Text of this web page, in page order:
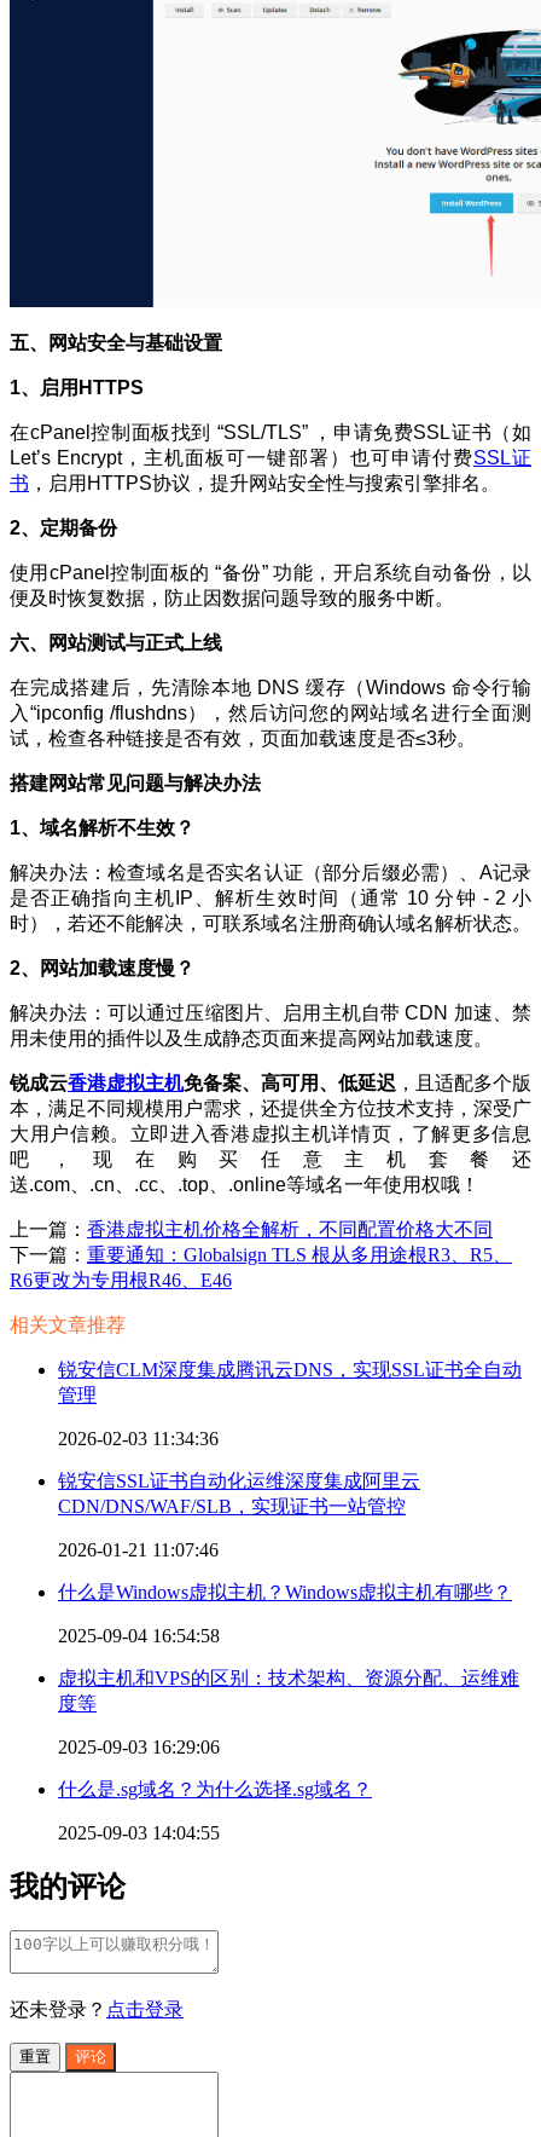
五、网站安全与基础设置
1、 启用HTTPS
在cPanel控制面板找到 “SSL/TLS” ，申请免费SSL证书（如
Let’s Encrypt，主机面板可一键部署）也可申请付费SSL证
书 ，启用HTTPS协议，提升网站安全性与搜索引擎排名。
2、 定期备份
使用cPanel控制面板的 “备份” 功能，开启系统自动备份，以
便及时恢复数据，防止因数据问题导致的服务中断。
六、网站测试与正式上线
在完成搭建后，先清除本地 DNS 缓存（Windows 命令行输
入“ipconfig /flushdns），然后访问您的网站域名进行全面测
试，检查各种链接是否有效，页面加载速度是否≤3秒。
搭建网站常见问题与解决办法
1、 域名解析不生效？
解决办法：检查域名是否实名认证（部分后缀必需）、A记录
是否正确指向主机IP、解析生效时间（通常 10 分钟 - 2 小
时），若还不能解决，可联系域名注册商确认域名解析状态。
2、网站加载速度慢？
解决办法：可以通过压缩图片、启用主机自带 CDN 加速、禁
用未使用的插件以及生成静态页面来提高网站加载速度。
锐成云香港虚拟主机免备案、高可用、低延迟 ，且适配多个版
本，满足不同规模用户需求，还提供全方位技术支持，深受广
大用户信赖。立即进入香港虚拟主机详情页，了解更多信息
吧，现在购买任意主机套餐还
送.com、.cn、.cc、.top、.online等域名一年使用权哦！
上一篇： 香港虚拟主机价格全解析，不同配置价格大不同
下一篇： 重要通知：Globalsign TLS 根从多用途根R3、R5、
R6更改为专用根R46、E46
相关文章推荐
锐安信CLM深度集成腾讯云DNS，实现SSL证书全自动
管理
2026-02-03 11:34:36
锐安信SSL证书自动化运维深度集成阿里云
CDN/DNS/WAF/SLB，实现证书一站管控
2026-01-21 11:07:46
什么是Windows虚拟主机？Windows虚拟主机有哪些？
2025-09-04 16:54:58
虚拟主机和VPS的区别：技术架构、资源分配、运维难
度等
2025-09-03 16:29:06
什么是.sg域名？为什么选择.sg域名？
2025-09-03 14:04:55
我的评论
还未登录？ 点击登录
重置 评论